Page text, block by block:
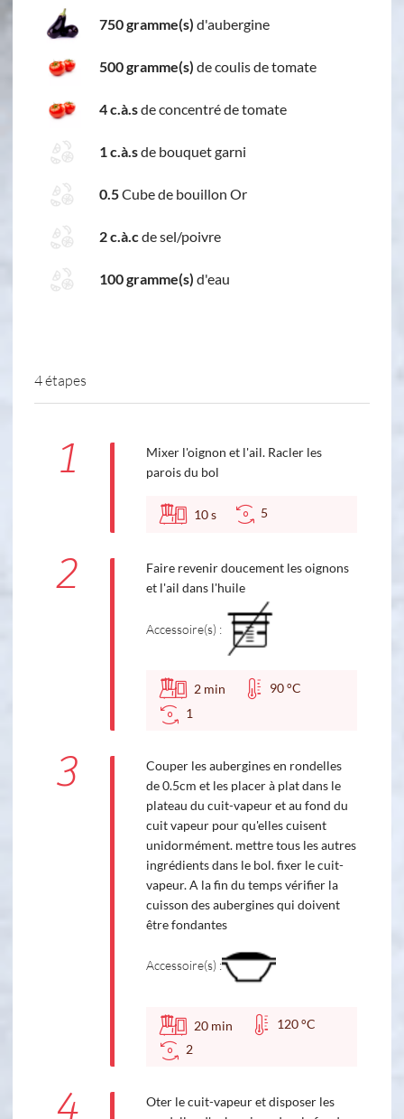
750 gramme(s) d'aubergine
500 gramme(s) de coulis de tomate
4 c.à.sde concentré de tomate
1 c.à.sde bouquet garni
0.5Cube de bouillon Or
2 c.à.cde sel/poivre
100 gramme(s) d'eau
4 étapes
1
Mixer l'oignon et l'ail. Racler les
parois du bol
10s 5
2
Faire revenir doucement les oignons
et l'ail dans l'huile
Accessoire(s) :
2 min
90 °C
1
3
Couper les aubergines en rondelles
de 0.5cm et les placer à plat dans le
plateau du cuit-vapeur et au fond du
cuit vapeur pour qu'elles cuisent
unidormément. mettre tous les autres
ingrédients dans le bol. fixer le cuit-
vapeur. A la fin du temps vérifier la
cuisson des aubergines qui doivent
être fondantes
Accessoire(s) :
20 min
120 °C
2
4
Oter le cuit-vapeur et disposer les